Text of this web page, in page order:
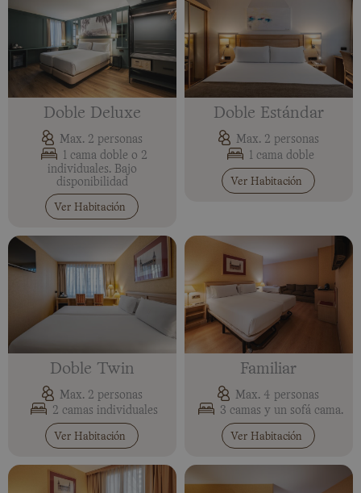
Doble Deluxe
Max. 2 personas
1 cama doble o 2
individuales. Bajo
disponibilidad
Ver Habitación
Doble Estándar
Max. 2 personas
1 cama doble
Ver Habitación
Doble Twin
Max. 2 personas
2 camas individuales
Ver Habitación
Familiar
Max. 4 personas
3 camas y un sofá cama.
Ver Habitación